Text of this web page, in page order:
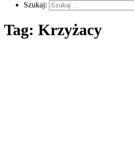
Szukaj:
Tag: Krzyżacy